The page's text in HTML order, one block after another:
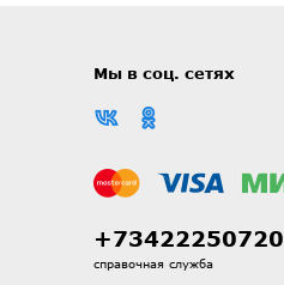
Мы в соц. сетях
+73422250720
справочная служба